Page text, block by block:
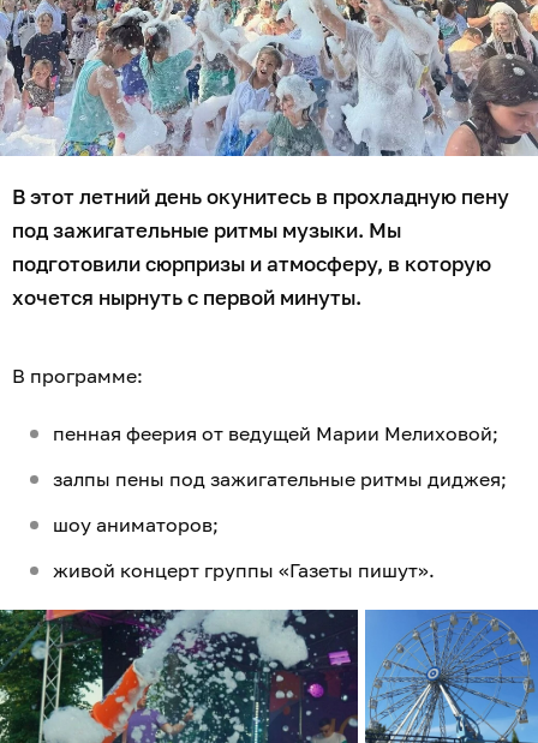
В этот летний день окунитесь в прохладную пену
под зажигательные ритмы музыки. Мы
подготовили сюрпризы и атмосферу, в которую
хочется нырнуть с первой минуты.
В программе:
пенная феерия от ведущей Марии Мелиховой;
залпы пены под зажигательные ритмы диджея;
шоу аниматоров;
живой концерт группы «Газеты пишут».